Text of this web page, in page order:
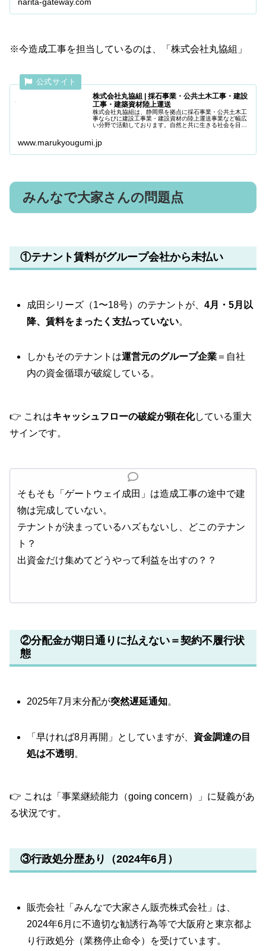
※今造成工事を担当しているのは、「株式会社丸協組」
株式会社丸協組 | 採石事業・公共土木工事・建設
工事・建築資材陸上運送
株式会社丸協組は、静岡県を拠点に採石事業・公共土木工
事ならびに建設工事業・建設資材の陸上運送事業など幅広
い分野で活動しております。自然と共に生きる社会を目指
ます。
www.marukyougumi.jp
みんなで大家さんの問題点
①テナント賃料がグループ会社から未払い
成田シリーズ（1〜18号）のテナントが、4月・5月以
降、賃料をまったく支払っていない。
しかもそのテナントは運営元のグループ企業 ＝自社
内の資金循環が破綻している。
👉 これはキャッシュフローの破綻が顕在化している重大
サインです。
そもそも「ゲートウェイ成田」は造成工事の途中で建
物は完成していない。
テナントが決まっているハズもないし、どこのテナン
ト？
出資金だけ集めてどうやって利益を出すの？？
②分配金が期日通りに払えない＝契約不履行状
態
2025年7月末分配が突然遅延通知。
「早ければ8月再開」としていますが、 資金調達の目
処は不透明 。
👉 これは「事業継続能力（going concern）」に疑義があ
る状況です。
③行政処分歴あり（2024年6月）
販売会社「みんなで大家さん販売株式会社」は、
2024年6月に不適切な勧誘行為等で大阪府と東京都よ
り行政処分（業務停止命令）を受けています。